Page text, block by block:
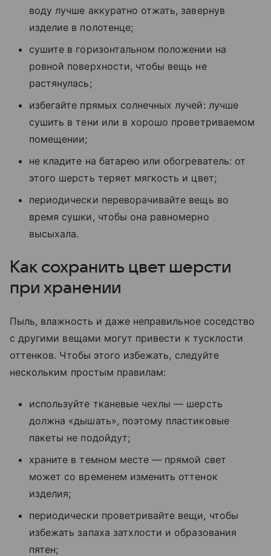
воду лучше аккуратно отжать, завернув
изделие в полотенце;
сушите в горизонтальном положении на
ровной поверхности, чтобы вещь не
растянулась;
избегайте прямых солнечных лучей: лучше
сушить в тени или в хорошо проветриваемом
помещении;
не кладите на батарею или обогреватель: от
этого шерсть теряет мягкость и цвет;
периодически переворачивайте вещь во
время сушки, чтобы она равномерно
высыхала.
Как сохранить цвет шерсти
при хранении
Пыль, влажность и даже неправильное соседство
с другими вещами могут привести к тусклости
оттенков. Чтобы этого избежать, следуйте
нескольким простым правилам:
используйте тканевые чехлы — шерсть
должна «дышать», поэтому пластиковые
пакеты не подойдут;
храните в темном месте — прямой свет
может со временем изменить оттенок
изделия;
периодически проветривайте вещи, чтобы
избежать запаха затхлости и образования
пятен;